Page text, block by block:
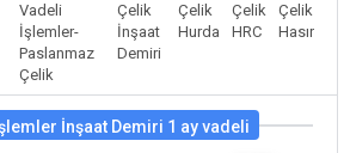
Vadeli
İşlemler-
Paslanmaz
Çelik
Çelik
İnşaat
Demiri
Çelik
Hurda
Çelik
HRC
Çelik
Hasır
İnşaat Demiri 1 ay vadeli